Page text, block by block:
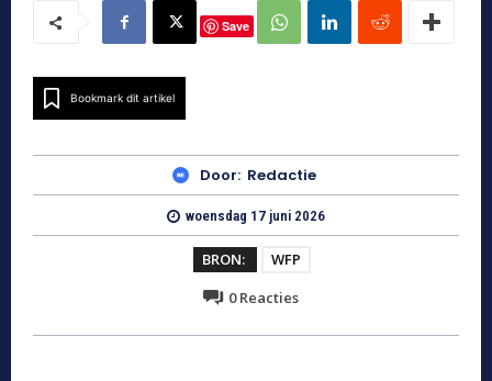
Save
Bookmark dit artikel
Door: Redactie
woensdag 17 juni 2026
BRON:
WFP
0Reacties